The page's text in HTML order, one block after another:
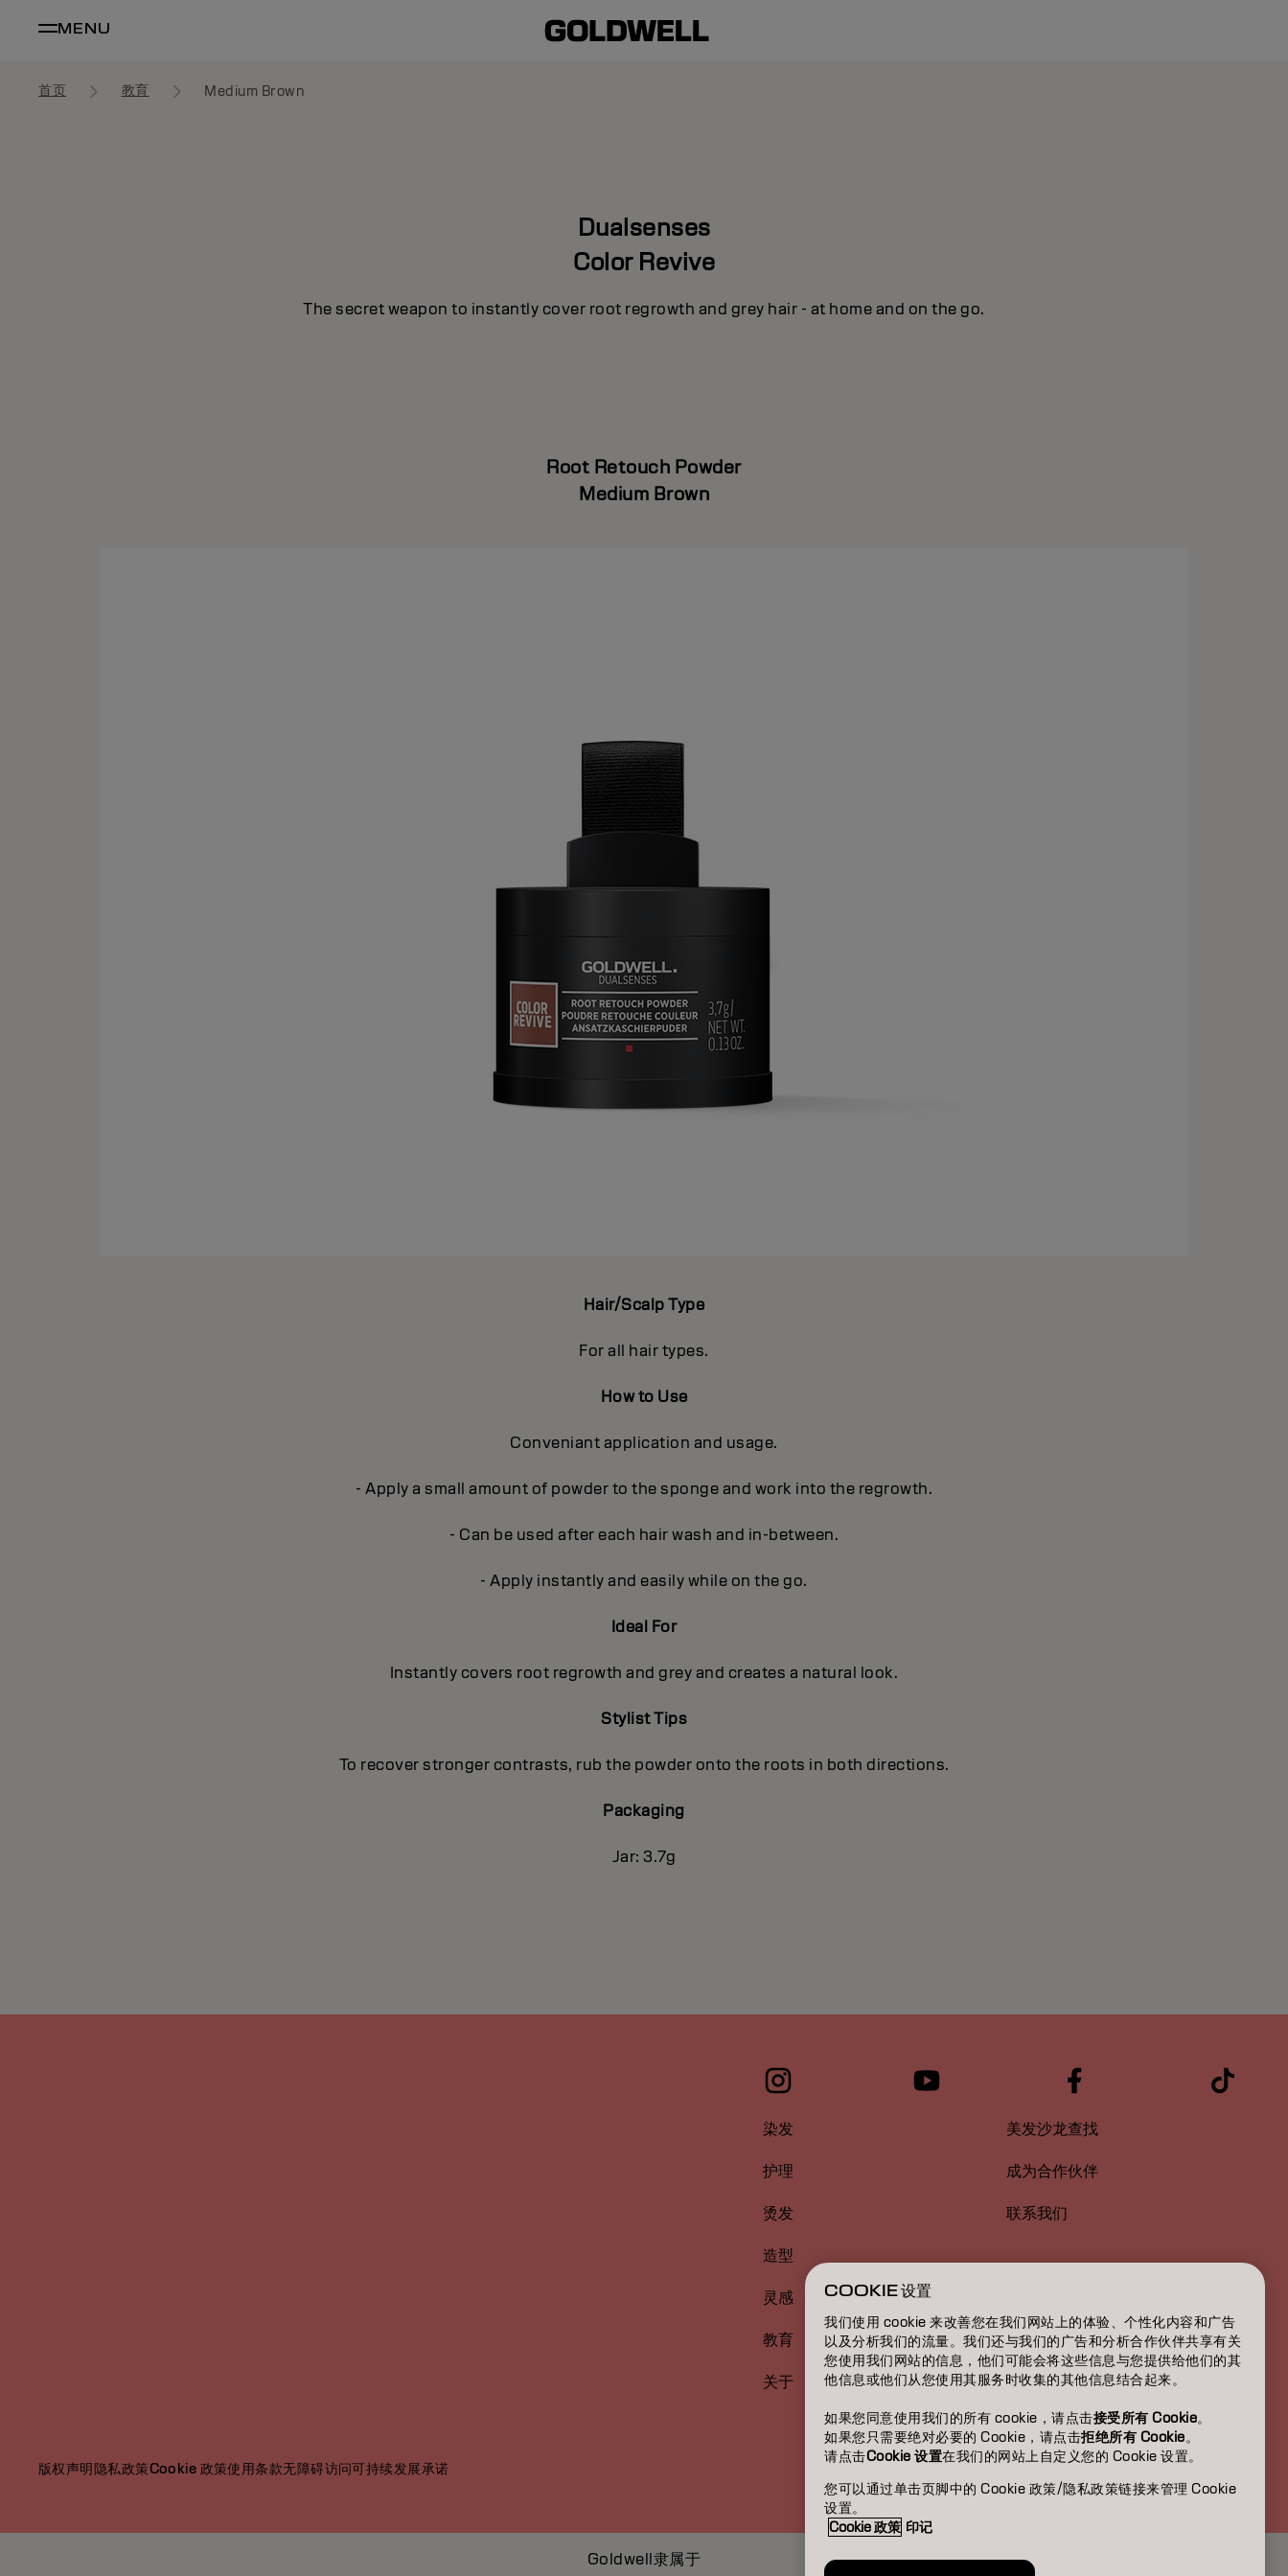
MENU
首页 教育 Medium Brown
Dualsenses
Color Revive
The secret weapon to instantly cover root regrowth and grey hair - at home and on the go.
Root Retouch Powder
Medium Brown
Hair/Scalp Type
For all hair types.
How to Use
Conveniant application and usage.
- Apply a small amount of powder to the sponge and work into the regrowth.
- Can be used after each hair wash and in-between.
- Apply instantly and easily while on the go.
Ideal For
Instantly covers root regrowth and grey and creates a natural look.
Stylist Tips
To recover stronger contrasts, rub the powder onto the roots in both directions.
Packaging
Jar: 3.7g
染发
护理
烫发
造型
灵感
教育
关于
美发沙龙查找
成为合作伙伴
联系我们
版权声明隐私政策Cookie 政策使用条款无障碍访问可持续发展承诺 CN | Chinese (Traditional)
Goldwell隶属于
COOKIE 设置
我们使用 cookie 来改善您在我们网站上的体验、个性化内容和广告
以及分析我们的流量。我们还与我们的广告和分析合作伙伴共享有关
您使用我们网站的信息，他们可能会将这些信息与您提供给他们的其
他信息或他们从您使用其服务时收集的其他信息结合起来。
如果您同意使用我们的所有 cookie，请点击接受所有 Cookie。
如果您只需要绝对必要的 Cookie，请点击拒绝所有 Cookie。
请点击Cookie 设置在我们的网站上自定义您的 Cookie 设置。
您可以通过单击页脚中的 Cookie 政策/隐私政策链接来管理 Cookie
设置。
Cookie 政策 印记